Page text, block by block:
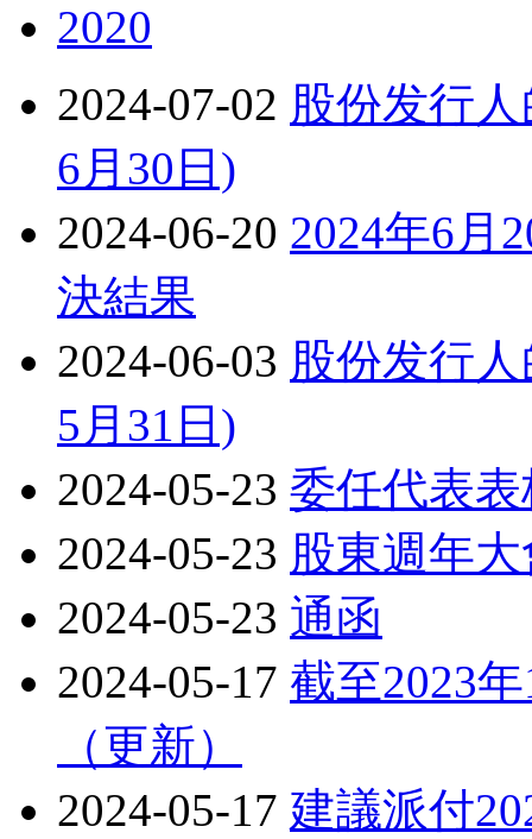
2020
2024-07-02 股份发行
6月30日)
2024-06-20 2024年6月
決結果
2024-06-03 股份发行
5月31日)
2024-05-23 委任代表表
2024-05-23 股東週年
2024-05-23 通函
2024-05-17 截至2023
（更新）
2024-05-17 建議派付